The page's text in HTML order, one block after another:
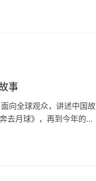
事
向全球观众，讲述中国故
去月球》，再到今年的